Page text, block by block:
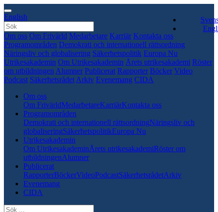
English
Om oss Om Frivärld Medarbetare Karriär Kontakta oss
Programområden Demokrati och internationell rättsordning
Näringsliv och globalisering Säkerhetspolitik Europa Nu
Utrikesakademin Om Utrikesakademin Årets utrikesakademi Röster
om utbildningen Alumner Publicerat Rapporter Böcker Video
Podcast Säkerhetsrådet Arkiv Evenemang CIDA
Om oss
Om FrivärldMedarbetareKarriärKontakta oss
Programområden
Demokrati och internationell rättsordningNäringsliv och
globaliseringSäkerhetspolitikEuropa Nu
Utrikesakademin
Om UtrikesakademinÅrets utrikesakademiRöster om
utbildningenAlumner
Publicerat
RapporterBöckerVideoPodcastSäkerhetsrådetArkiv
Evenemang
CIDA